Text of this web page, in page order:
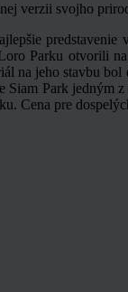
verzii svojho
Parku otvorili
na jeho stavbu
Park
Cena pre